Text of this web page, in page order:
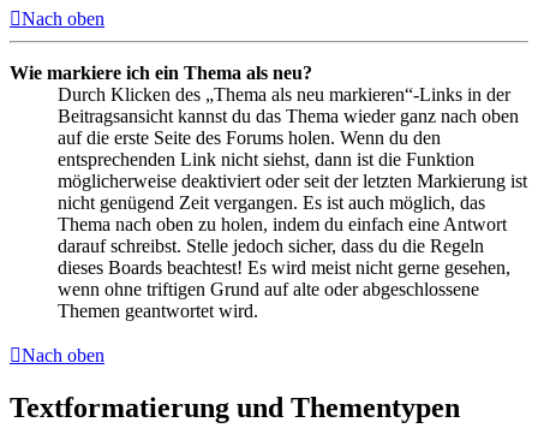
Nach oben
Wie markiere ich ein Thema als neu?
Durch Klicken des „Thema als neu markieren“-Links in der
Beitragsansicht kannst du das Thema wieder ganz nach oben
auf die erste Seite des Forums holen. Wenn du den
entsprechenden Link nicht siehst, dann ist die Funktion
möglicherweise deaktiviert oder seit der letzten Markierung ist
nicht genügend Zeit vergangen. Es ist auch möglich, das
Thema nach oben zu holen, indem du einfach eine Antwort
darauf schreibst. Stelle jedoch sicher, dass du die Regeln
dieses Boards beachtest! Es wird meist nicht gerne gesehen,
wenn ohne triftigen Grund auf alte oder abgeschlossene
Themen geantwortet wird.
Nach oben
Textformatierung und Thementypen